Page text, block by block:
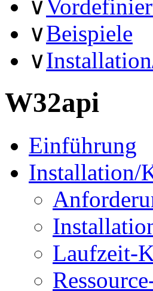
∨
∨Beispiele
∨
W32api
Einführung
Installation/
Laufzeit-